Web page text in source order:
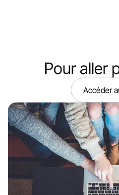
Pour aller
Accéder